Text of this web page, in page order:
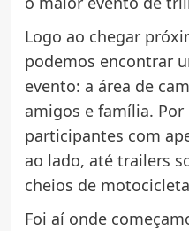
Logo ao chegar
podemos encontrar
evento: a área de
amigos e família.
participantes com
ao lado, até trailers
cheios de
Foi aí onde